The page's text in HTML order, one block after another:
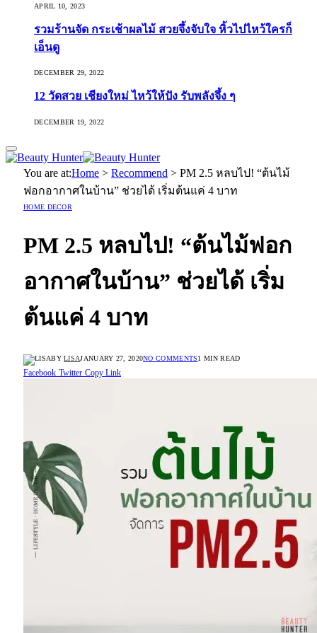
APRIL 10, 2023
รวมร้านจัด กระเช้าผลไม้ สวยจึ้งจับใจ หิ้วไปไหว้ใครก็
เอ็นดู
DECEMBER 29, 2022
12 วัดสวย เชียงใหม่ ไหว้ให้ปัง รับพลังจึ้ง ๆ
DECEMBER 19, 2022
You are at:Home > Recommend > PM 2.5 หลบไป! “ต้นไม้
ฟอกอากาศในบ้าน” ช่วยได้ เริ่มต้นแค่ 4 บาท
HOME DECOR
PM 2.5 หลบไป! “ต้นไม้ฟอก
อากาศในบ้าน” ช่วยได้ เริ่ม
ต้นแค่ 4 บาท
BY LISAJANUARY 27, 2020NO COMMENTS1 MIN READ
Facebook Twitter Copy Link